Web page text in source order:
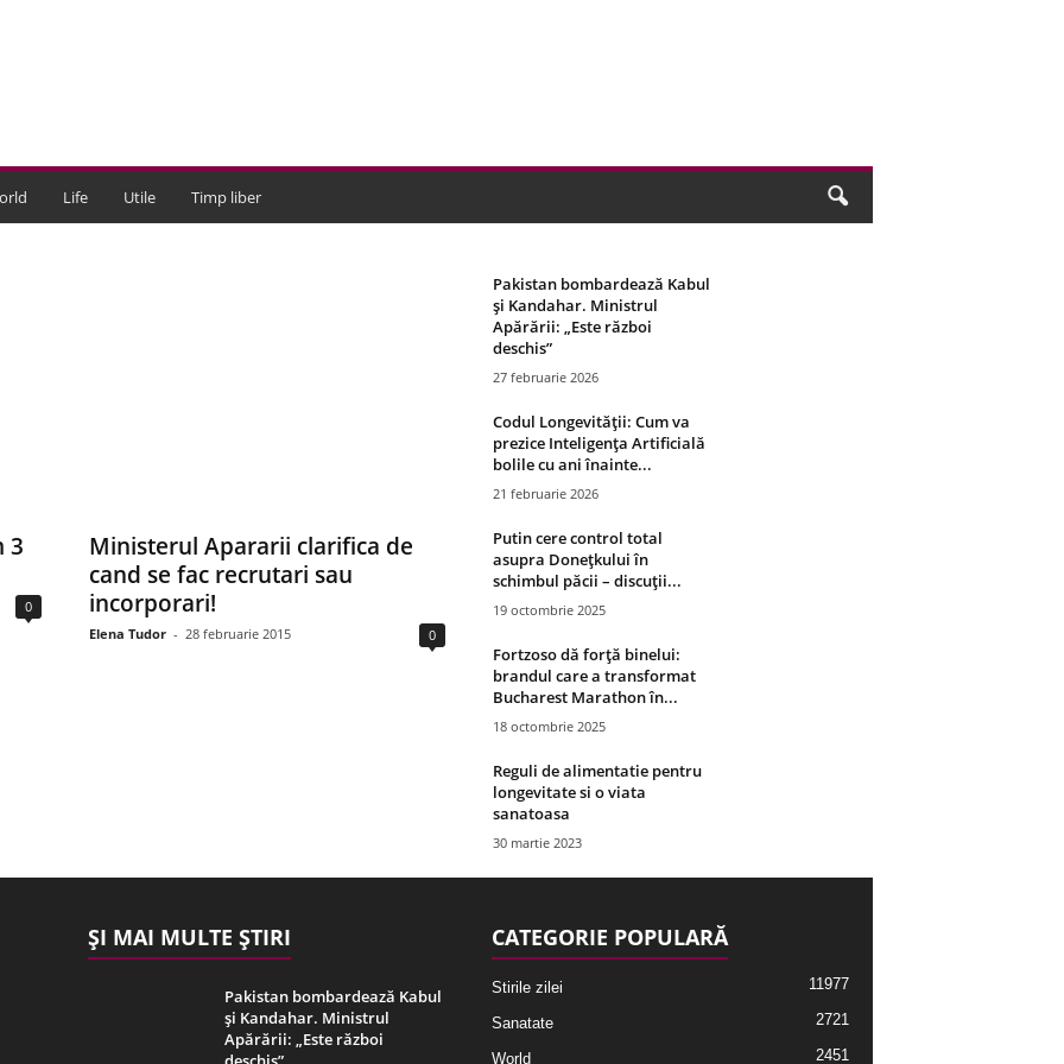
Life Utile Timp liber
3
0
Ministerul Apararii clarifica de
cand se fac recrutari sau
incorporari!
Elena Tudor - 28 februarie 2015 0
Pakistan bombardează Kabul
și Kandahar. Ministrul
Apărării: „Este război
deschis”
27 februarie 2026
Codul Longevității: Cum va
prezice Inteligența Artificială
bolile cu ani înainte...
21 februarie 2026
Putin cere control total
asupra Donețkului în
schimbul păcii – discuții...
19 octombrie 2025
Fortzoso dă forță binelui:
brandul care a transformat
Bucharest Marathon în...
18 octombrie 2025
Reguli de alimentatie pentru
longevitate si o viata
sanatoasa
30 martie 2023
ȘI MAI MULTE ȘTIRI
Pakistan bombardează Kabul
și Kandahar. Ministrul
Apărării: „Este război
CATEGORIE POPULARĂ
Stirile zilei 11977
Sanatate 2721
World 2451